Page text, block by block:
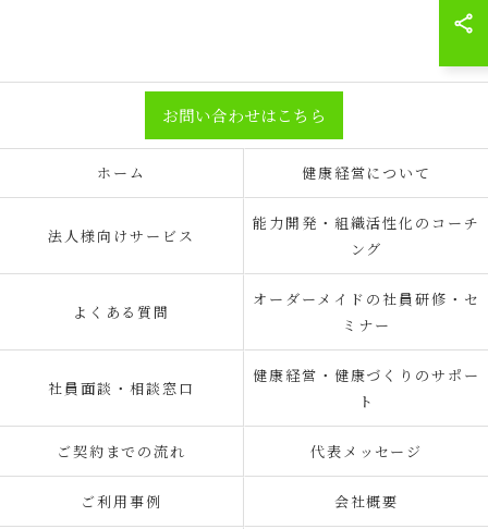
お問い合わせはこちら
ホーム 健康経営について
法人様向けサービス
能力開発・組織活性化のコーチ
ング
よくある質問
オーダーメイドの社員研修・セ
ミナー
社員面談・相談窓口
健康経営・健康づくりのサポー
ト
ご契約までの流れ 代表メッセージ
ご利用事例 会社概要